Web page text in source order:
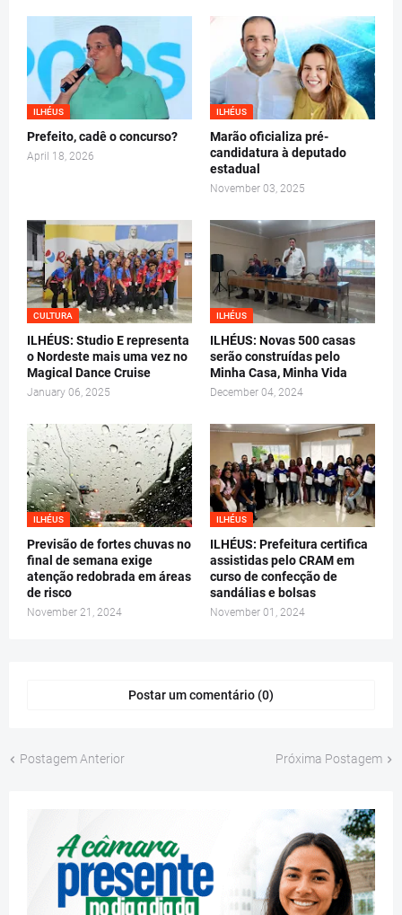
ILHÉUS
Prefeito, cadê o concurso?
April 18, 2026
ILHÉUS
Marão oficializa pré-
candidatura à deputado
estadual
November 03, 2025
CULTURA
ILHÉUS: Studio E representa
o Nordeste mais uma vez no
Magical Dance Cruise
January 06, 2025
ILHÉUS
ILHÉUS: Novas 500 casas
serão construídas pelo
Minha Casa, Minha Vida
December 04, 2024
ILHÉUS
Previsão de fortes chuvas no
final de semana exige
atenção redobrada em áreas
de risco
November 21, 2024
ILHÉUS
ILHÉUS: Prefeitura certifica
assistidas pelo CRAM em
curso de confecção de
sandálias e bolsas
November 01, 2024
Postar um comentário (0)
Postagem Anterior Próxima Postagem